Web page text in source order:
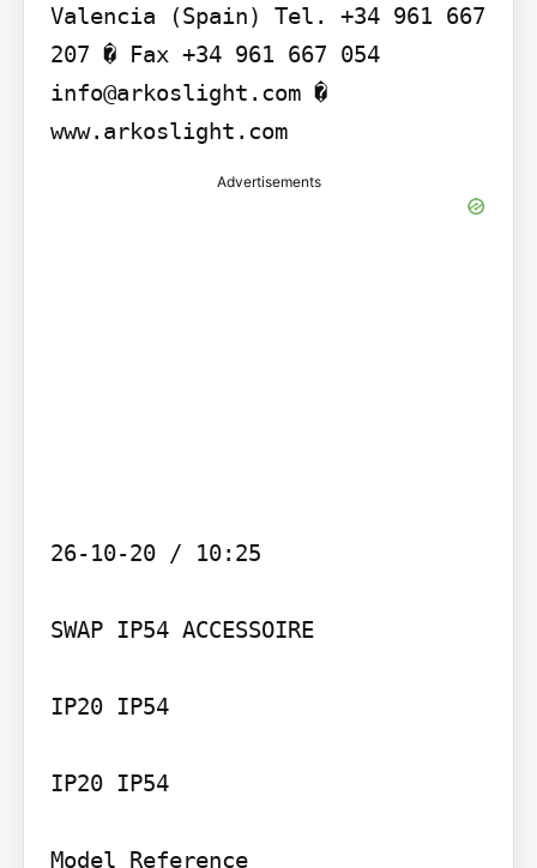
Valencia (Spain) Tel. +34 961 667
207 � Fax +34 961 667 054
info@arkoslight.com �
www.arkoslight.com
Advertisements
26-10-20 / 10:25
SWAP IP54 ACCESSOIRE
IP20 IP54
IP20 IP54
Model Reference